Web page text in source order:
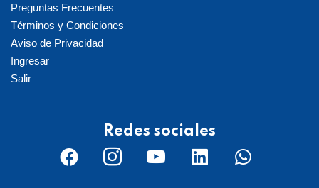
Preguntas Frecuentes
Términos y Condiciones
Aviso de Privacidad
Ingresar
Salir
Redes sociales